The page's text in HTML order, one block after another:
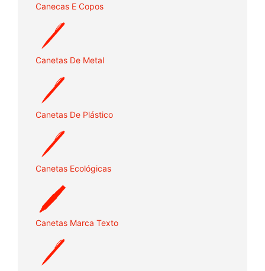
Canecas E Copos
Canetas De Metal
Canetas De Plástico
Canetas Ecológicas
Canetas Marca Texto